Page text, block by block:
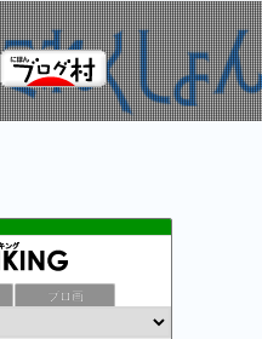
ブロ画